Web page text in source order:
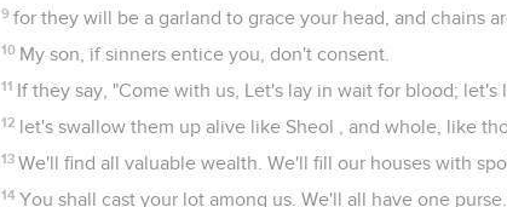
9 for they will be a garland to grace your head, and chains
10 My son, if sinners entice you, don't consent.
11 If they say, "Come with us, Let's lay in wait for blood;
12 let's swallow them up alive like Sheol , and whole, like
13 We'll find all valuable wealth. We'll fill our houses with
14 You shall cast your lot among us. We'll all have one